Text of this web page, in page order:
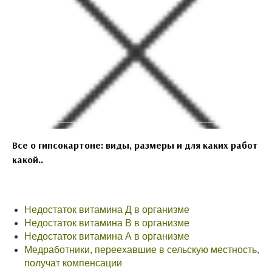
Все о гипсокартоне: виды, размеры и для каких работ
какой..
Недостаток витамина Д в организме
Недостаток витамина В в организме
Недостаток витамина А в организме
Медработники, переехавшие в сельскую местность,
получат компенсации